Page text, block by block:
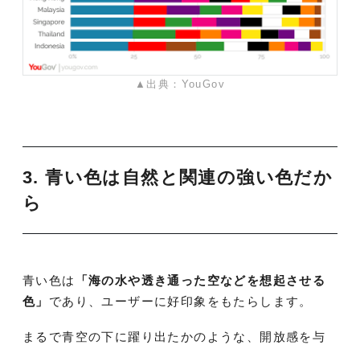
▲出典：YouGov
3. 青い色は自然と関連の強い色だか
ら
青い色は
「海の水や透き通った空などを想起させる
色」 であり、ユーザーに好印象をもたらします。
まるで青空の下に躍り出たかのような、開放感を与